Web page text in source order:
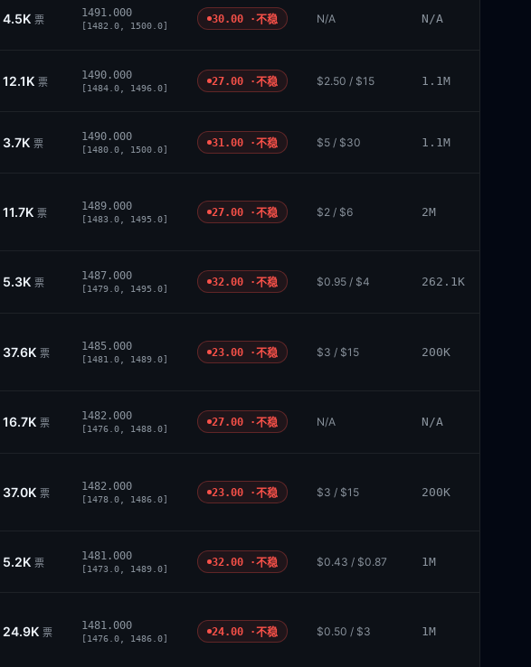
4.5K 票
1491.000
[1482.0, 1500.0]
30.00 ·不稳 N/A N/A
12.1K 票
1490.000
[1484.0, 1496.0]
27.00 ·不稳 $2.50 / $15 1.1M
3.7K 票
1490.000
[1480.0, 1500.0]
31.00 ·不稳 $5 / $30 1.1M
11.7K 票
1489.000
[1483.0, 1495.0]
27.00 ·不稳 $2 / $6 2M
5.3K 票
1487.000
[1479.0, 1495.0]
32.00 ·不稳 $0.95 / $4 262.1K
37.6K 票
1485.000
[1481.0, 1489.0]
23.00 ·不稳 $3 / $15 200K
16.7K 票
1482.000
[1476.0, 1488.0]
27.00 ·不稳 N/A N/A
37.0K 票
1482.000
[1478.0, 1486.0]
23.00 ·不稳 $3 / $15 200K
5.2K 票
1481.000
[1473.0, 1489.0]
32.00 ·不稳 $0.43 / $0.87 1M
24.9K 票
1481.000
[1476.0, 1486.0]
24.00 ·不稳 $0.50 / $3 1M